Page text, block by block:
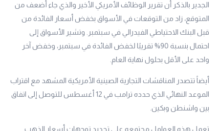
الجدير بالذكر أن تقرير الوظائف الأمريكي الأخير والذي جاء أضعف من
المتوقع، زاد من التوقعات في الأسواق بخفض أسعار الفائدة من
قبل البنك الاحتياطي الفيدرالي في سبتمبر. وتشير الأسواق إلى
احتمال بنسبة 90% تقريبًا لخفض الفائدة في سبتمبر، وخفض آخر
واحد على الأقل بحلول نهاية العام.
أيضاً تتصدر المناقشات التجارية الصينية الأمريكية المشهد مع اقتراب
الموعد النهائي الذي حدده ترامب في 12 أغسطس للتوصل إلى اتفاق
بين واشنطن وبكين.
تعمل هذه العوامل مجتمعه على تحديد توجهات أسعار الذهب